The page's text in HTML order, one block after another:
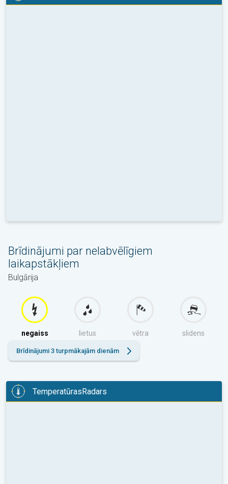
Brīdinājumi par nelabvēlīgiem
laikapstākļiem
Bulgārija
negaiss lietus vētra slidens
Brīdinājumi 3 turpmākajām dienām
TemperatūrasRadars